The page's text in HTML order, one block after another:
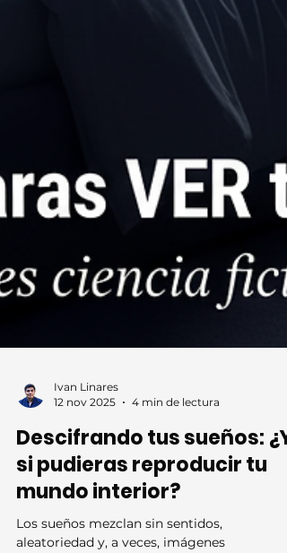
Ivan Linares
12 nov 2025
4 min de lectura
Descifrando tus sueños: ¿Y
si pudieras reproducir tu
mundo interior?